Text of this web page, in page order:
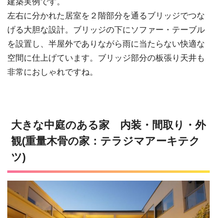
左右に分かれた居室を２階部分を通るブリッジでつな
げる大胆な設計。ブリッジの下にソファー・テーブル
を設置し、半屋外でありながら雨に当たらない快適な
空間に仕上げています。ブリッジ部分の板張り天井も
非常におしゃれですね。
大きな中庭のある家 内装・間取り・外
観(重量木骨の家：テラジマアーキテク
ツ)